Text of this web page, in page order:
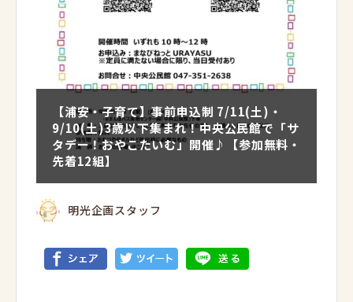
【浦安・子育て】事前申込制 7/11(土)・
9/10(土)3歳以下集まれ！中央公民館で「サ
タデー！おやこたいむ」開催♪【参加無料・
先着12組】
明光企画スタッフ